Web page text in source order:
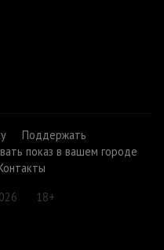
Поддержать
показ в вашем городе
18+